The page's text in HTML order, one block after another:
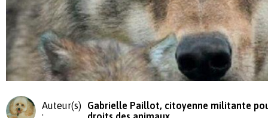
Auteur(s)
Gabrielle Paillot, citoyenne militante